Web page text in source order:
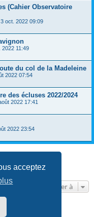
acceptez
(Cahier Observatoire
oct. 2022 09:09
2022 11:49
du col de la Madeleine
2022 07:54
des écluses 2022/2024
2022 17:41
2022 23:54
134 5 … 13
Aller à
© phpBB Limited